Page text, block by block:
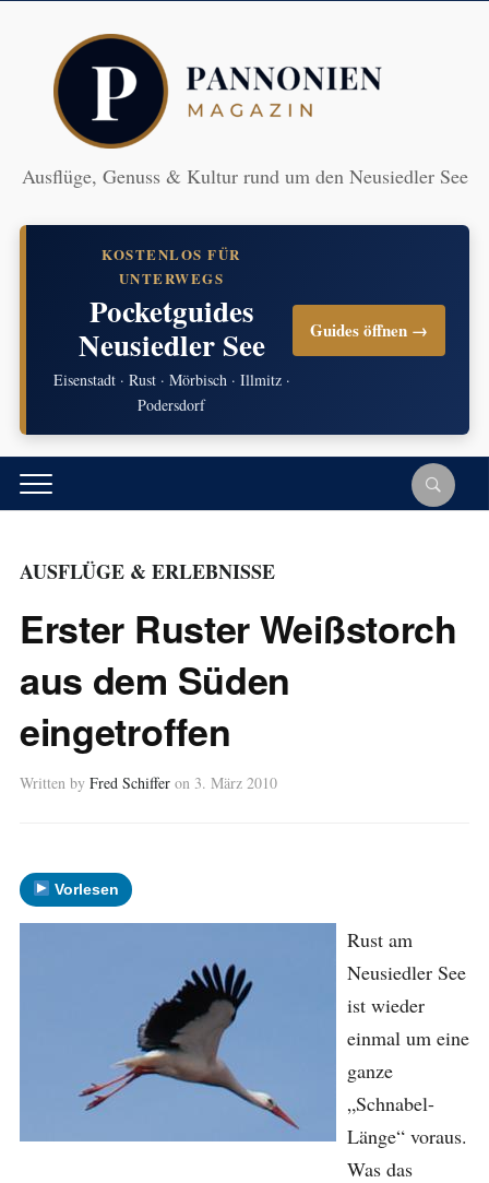
Ausflüge, Genuss & Kultur rund um den Neusiedler See
KOSTENLOS FÜR
UNTERWEGS
Pocketguides
Neusiedler See
Eisenstadt · Rust · Mörbisch · Illmitz ·
Podersdorf
Guides öffnen →
AUSFLÜGE & ERLEBNISSE
Erster Ruster Weißstorch
aus dem Süden
eingetroffen
Written by Fred Schiffer on 3. März 2010
Vorlesen
Rust am
Neusiedler See
ist wieder
einmal um eine
ganze
„Schnabel-
Länge“ voraus.
Was das